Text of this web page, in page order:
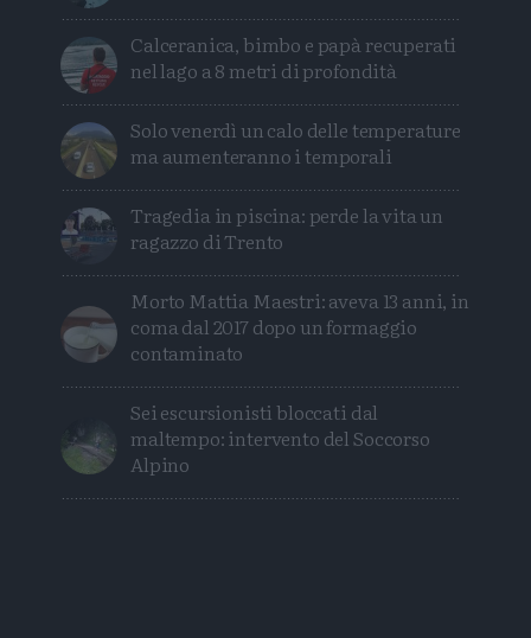
Calceranica, bimbo e papà recuperati
nel lago a 8 metri di profondità
Solo venerdì un calo delle temperature
ma aumenteranno i temporali
Tragedia in piscina: perde la vita un
ragazzo di Trento
Morto Mattia Maestri: aveva 13 anni, in
coma dal 2017 dopo un formaggio
contaminato
Sei escursionisti bloccati dal
maltempo: intervento del Soccorso
Alpino